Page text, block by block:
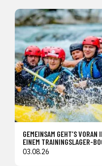
GEMEINSAM GEHT’S
EINEM TRAININGSLAGER-
03.08.26